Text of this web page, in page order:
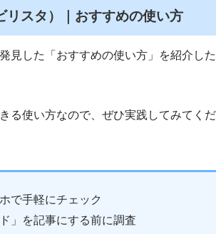
スタ）｜おすすめの使い方
見した「おすすめの使い方」を紹介した
る使い方なので、ぜひ実践してみてくだ
で手軽にチェック
」を記事にする前に調査